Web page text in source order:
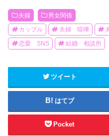
夫婦 男女関係
カップル 夫婦 喧嘩
恋愛 SNS 結婚 相談所
ツイート
はてブ
Pocket